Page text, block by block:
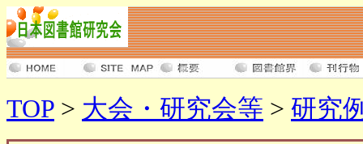
TOP > 大会・研究会等 > 研究